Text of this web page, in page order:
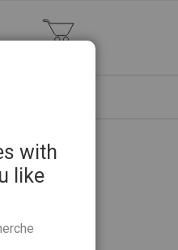
– DVD
with
like